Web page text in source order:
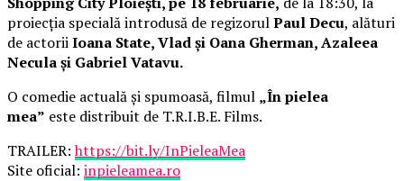
proiecția specială introdusă de regizorulPaul Decu, alături
de actoriiIoana State, Vlad și Oana Gherman, Azaleea
Necula și Gabriel Vatavu.
O comedie actuală și spumoasă, filmul „În pielea
mea” este distribuit de T.R.I.B.E. Films.
TRAILER:https://bit.ly/InPieleaMea
Site oficial: inpieleamea.ro